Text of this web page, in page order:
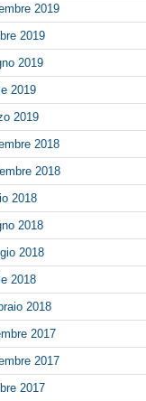
2019
2019
2019
2019
2019
2018
2018
2018
2018
2018
2018
2018
2017
2017
2017